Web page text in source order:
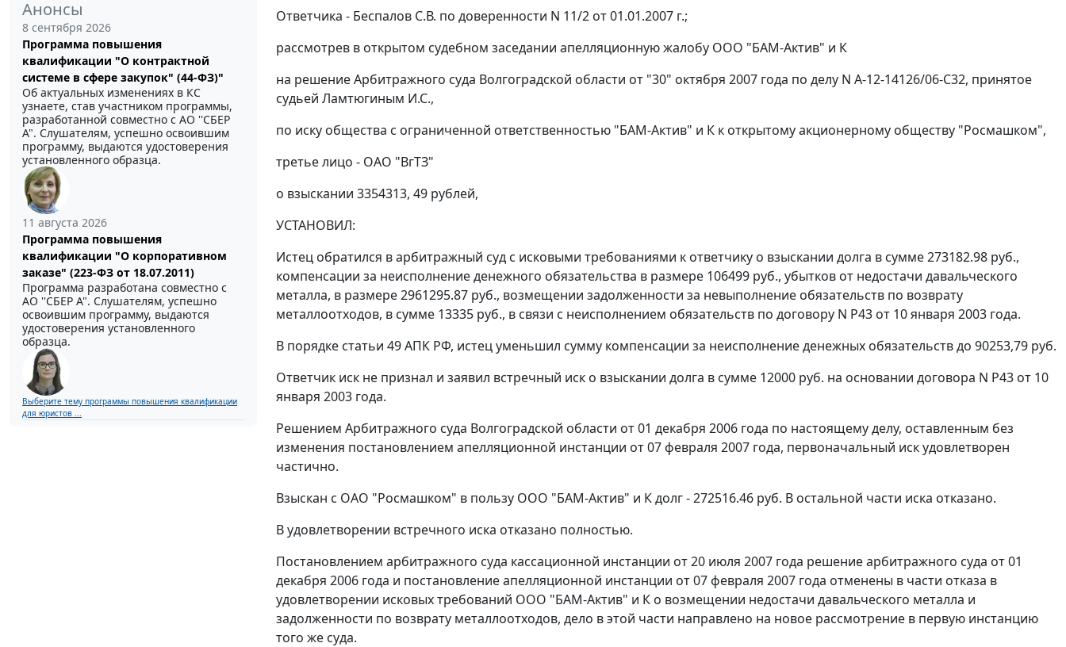
Анонсы
8 сентября 2026
Программа повышения
квалификации "О контрактной
системе в сфере закупок" (44-ФЗ)"
Об актуальных изменениях в КС
узнаете, став участником программы,
разработанной совместно с АО ''СБЕР
А". Слушателям, успешно освоившим
программу, выдаются удостоверения
установленного образца.
11 августа 2026
Программа повышения
квалификации "О корпоративном
заказе" (223-ФЗ от 18.07.2011)
Программа разработана совместно с
АО ''СБЕР А". Слушателям, успешно
освоившим программу, выдаются
удостоверения установленного
образца.
Выберите тему программы повышения квалификации
для юристов ...
Ответчика - Беспалов С.В. по доверенности N 11/2 от 01.01.2007 г.;
рассмотрев в открытом судебном заседании апелляционную жалобу ООО "БАМ-Актив" и К
на решение Арбитражного суда Волгоградской области от "30" октября 2007 года по делу N А-12-14126/06-С32, принятое
судьей Ламтюгиным И.С.,
по иску общества с ограниченной ответственностью "БАМ-Актив" и К к открытому акционерному обществу "Росмашком",
третье лицо - ОАО "ВгТЗ"
о взыскании 3354313, 49 рублей,
УСТАНОВИЛ:
Истец обратился в арбитражный суд с исковыми требованиями к ответчику о взыскании долга в сумме 273182.98 руб.,
компенсации за неисполнение денежного обязательства в размере 106499 руб., убытков от недостачи давальческого
металла, в размере 2961295.87 руб., возмещении задолженности за невыполнение обязательств по возврату
металлоотходов, в сумме 13335 руб., в связи с неисполнением обязательств по договору N Р43 от 10 января 2003 года.
В порядке статьи 49АПК РФ, истец уменьшил сумму компенсации за неисполнение денежных обязательств до 90253,79 руб.
Ответчик иск не признал и заявил встречный иск о взыскании долга в сумме 12000 руб. на основании договора N Р43 от 10
января 2003 года.
Решением Арбитражного суда Волгоградской области от 01 декабря 2006 года по настоящему делу, оставленным без
изменения постановлением апелляционной инстанции от 07 февраля 2007 года, первоначальный иск удовлетворен
частично.
Взыскан с ОАО "Росмашком" в пользу ООО "БАМ-Актив" и К долг - 272516.46 руб. В остальной части иска отказано.
В удовлетворении встречного иска отказано полностью.
Постановлением арбитражного суда кассационной инстанции от 20 июля 2007 года решение арбитражного суда от 01
декабря 2006 года и постановление апелляционной инстанции от 07 февраля 2007 года отменены в части отказа в
удовлетворении исковых требований ООО "БАМ-Актив" и К о возмещении недостачи давальческого металла и
задолженности по возврату металлоотходов, дело в этой части направлено на новое рассмотрение в первую инстанцию
того же суда.